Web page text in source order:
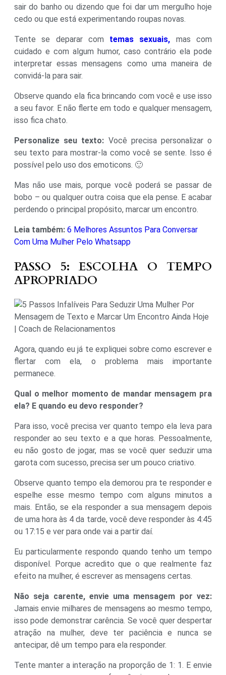
sair do banho ou dizendo que foi dar um mergulho hoje
cedo ou que está experimentando roupas novas.
Tente se deparar com temas sexuais, mas com
cuidado e com algum humor, caso contrário ela pode
interpretar essas mensagens como uma maneira de
convidá-la para sair.
Observe quando ela fica brincando com você e use isso
a seu favor. E não flerte em todo e qualquer mensagem,
isso fica chato.
Personalize seu texto: Você precisa personalizar o
seu texto para mostrar-la como você se sente. Isso é
possível pelo uso dos emoticons. 🙂
Mas não use mais, porque você poderá se passar de
bobo – ou qualquer outra coisa que ela pense. E acabar
perdendo o principal propósito, marcar um encontro.
Leia também: 6 Melhores Assuntos Para Conversar
Com Uma Mulher Pelo Whatsapp
PASSO 5: ESCOLHA O TEMPO
APROPRIADO
Agora, quando eu já te expliquei sobre como escrever e
flertar com ela, o problema mais importante
permanece.
Qual o melhor momento de mandar mensagem pra
ela? E quando eu devo responder?
Para isso, você precisa ver quanto tempo ela leva para
responder ao seu texto e a que horas. Pessoalmente,
eu não gosto de jogar, mas se você quer seduzir uma
garota com sucesso, precisa ser um pouco criativo.
Observe quanto tempo ela demorou pra te responder e
espelhe esse mesmo tempo com alguns minutos a
mais. Então, se ela responder a sua mensagem depois
de uma hora às 4 da tarde, você deve responder às 4:45
ou 17:15 e ver para onde vai a partir daí.
Eu particularmente respondo quando tenho um tempo
disponível. Porque acredito que o que realmente faz
efeito na mulher, é escrever as mensagens certas.
Não seja carente, envie uma mensagem por vez:
Jamais envie milhares de mensagens ao mesmo tempo,
isso pode demonstrar carência. Se você quer despertar
atração na mulher, deve ter paciência e nunca se
antecipar, dê um tempo para ela responder.
Tente manter a interação na proporção de 1: 1. E envie